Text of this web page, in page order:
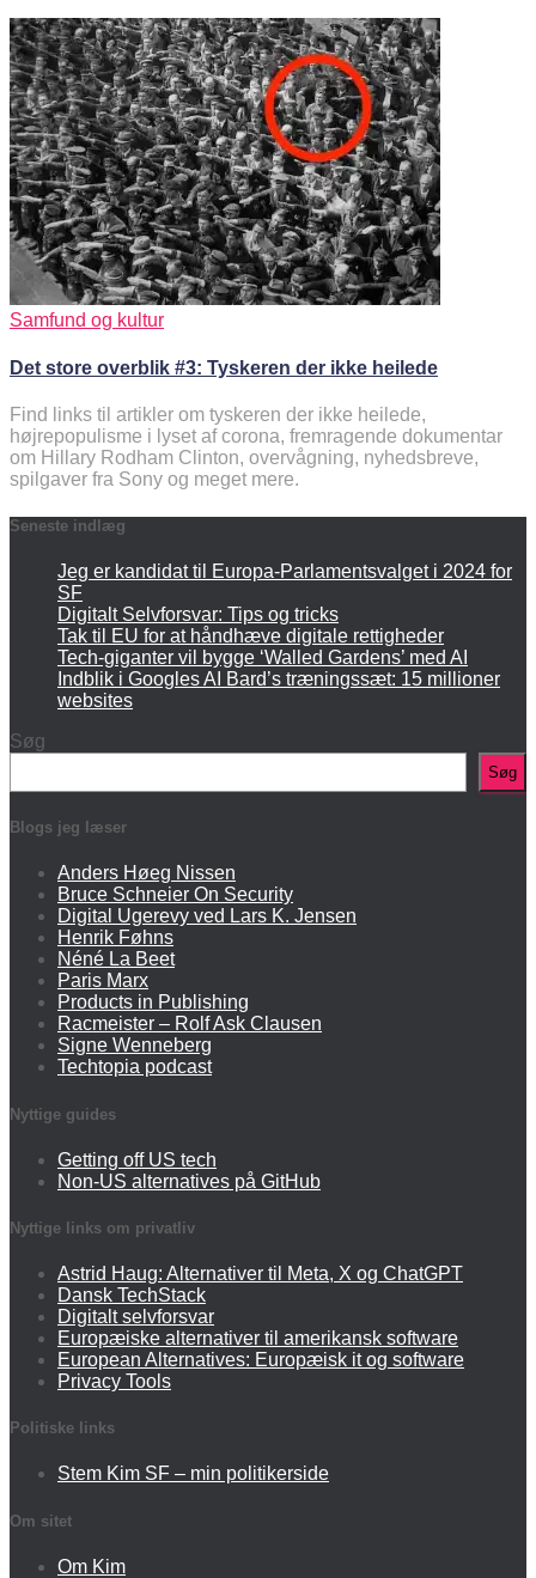
Samfund og kultur
Det store overblik #3: Tyskeren der ikke heilede
Find links til artikler om tyskeren der ikke heilede,
højrepopulisme i lyset af corona, fremragende dokumentar
om Hillary Rodham Clinton, overvågning, nyhedsbreve,
spilgaver fra Sony og meget mere.
Seneste indlæg
Jeg er kandidat til Europa-Parlamentsvalget i 2024 for
SF
Digitalt Selvforsvar: Tips og tricks
Tak til EU for at håndhæve digitale rettigheder
Tech-giganter vil bygge ‘Walled Gardens’ med AI
Indblik i Googles AI Bard’s træningssæt: 15 millioner
websites
Søg
Søg
Blogs jeg læser
Anders Høeg Nissen
Bruce Schneier On Security
Digital Ugerevy ved Lars K. Jensen
Henrik Føhns
Néné La Beet
Paris Marx
Products in Publishing
Racmeister – Rolf Ask Clausen
Signe Wenneberg
Techtopia podcast
Nyttige guides
Getting off US tech
Non-US alternatives på GitHub
Nyttige links om privatliv
Astrid Haug: Alternativer til Meta, X og ChatGPT
Dansk TechStack
Digitalt selvforsvar
Europæiske alternativer til amerikansk software
European Alternatives: Europæisk it og software
Privacy Tools
Politiske links
Stem Kim SF – min politikerside
Om sitet
Om Kim